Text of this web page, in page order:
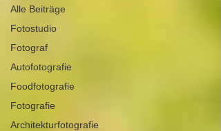
Alle Beiträge
Fotostudio
Fotograf
Autofotografie
Foodfotografie
Fotografie
Architekturfotografie